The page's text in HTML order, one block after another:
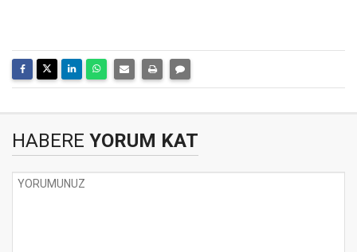
HABERE YORUM KAT